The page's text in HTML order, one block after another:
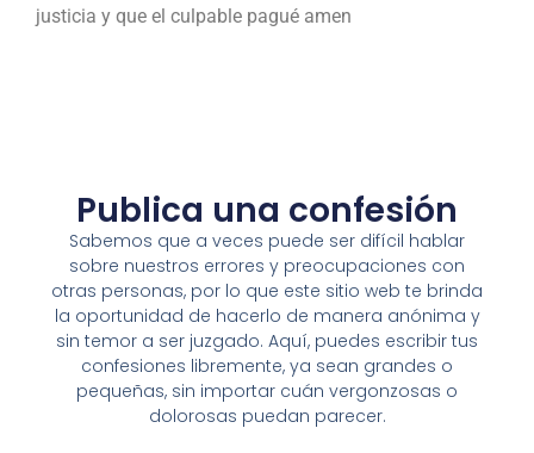
justicia y que el culpable pagué amen
Publica una confesión
Sabemos que a veces puede ser difícil hablar
sobre nuestros errores y preocupaciones con
otras personas, por lo que este sitio web te brinda
la oportunidad de hacerlo de manera anónima y
sin temor a ser juzgado. Aquí, puedes escribir tus
confesiones libremente, ya sean grandes o
pequeñas, sin importar cuán vergonzosas o
dolorosas puedan parecer.